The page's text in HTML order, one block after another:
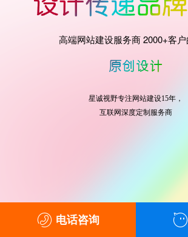
高端网站建设服务商 2000+客
星诚视野专注网站建设15年，
互联网深度定制服务商
电话咨询